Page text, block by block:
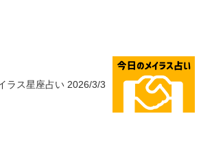
ラス星座占い 2026/3/3